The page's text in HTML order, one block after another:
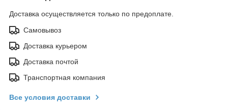
Доставка осуществляется только по предоплате.
Самовывоз
Доставка курьером
Доставка почтой
Транспортная компания
Все условия доставки